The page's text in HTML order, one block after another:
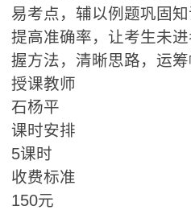
易考点，辅以例题巩固知
提高准确率，让考生未
握方法，清晰思路，运筹
授课教师
石杨平
课时安排
5课时
收费标准
150元